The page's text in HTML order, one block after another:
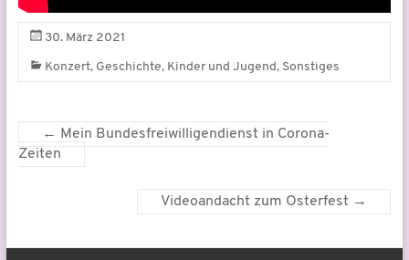
30. März 2021
Konzert, Geschichte, Kinder und Jugend, Sonstiges
←
Mein Bundesfreiwilligendienst in Corona-
Zeiten
Videoandacht zum Osterfest →